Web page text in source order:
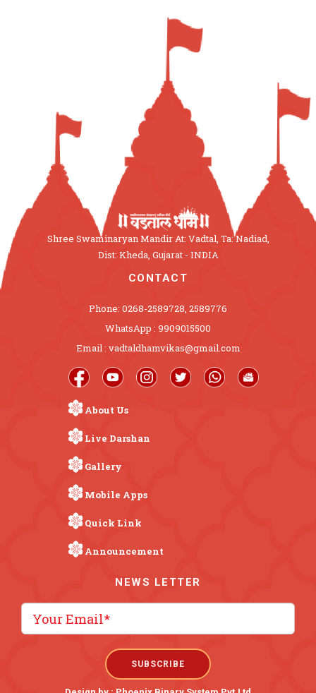
Shree Swaminaryan Mandir At: Vadtal, Ta: Nadiad,
Dist: Kheda, Gujarat - INDIA
CONTACT
Phone: 0268-2589728, 2589776
WhatsApp : 9909015500
Email : vadtaldhamvikas@gmail.com
About Us
Live Darshan
Gallery
Mobile Apps
Quick Link
Announcement
NEWS LETTER